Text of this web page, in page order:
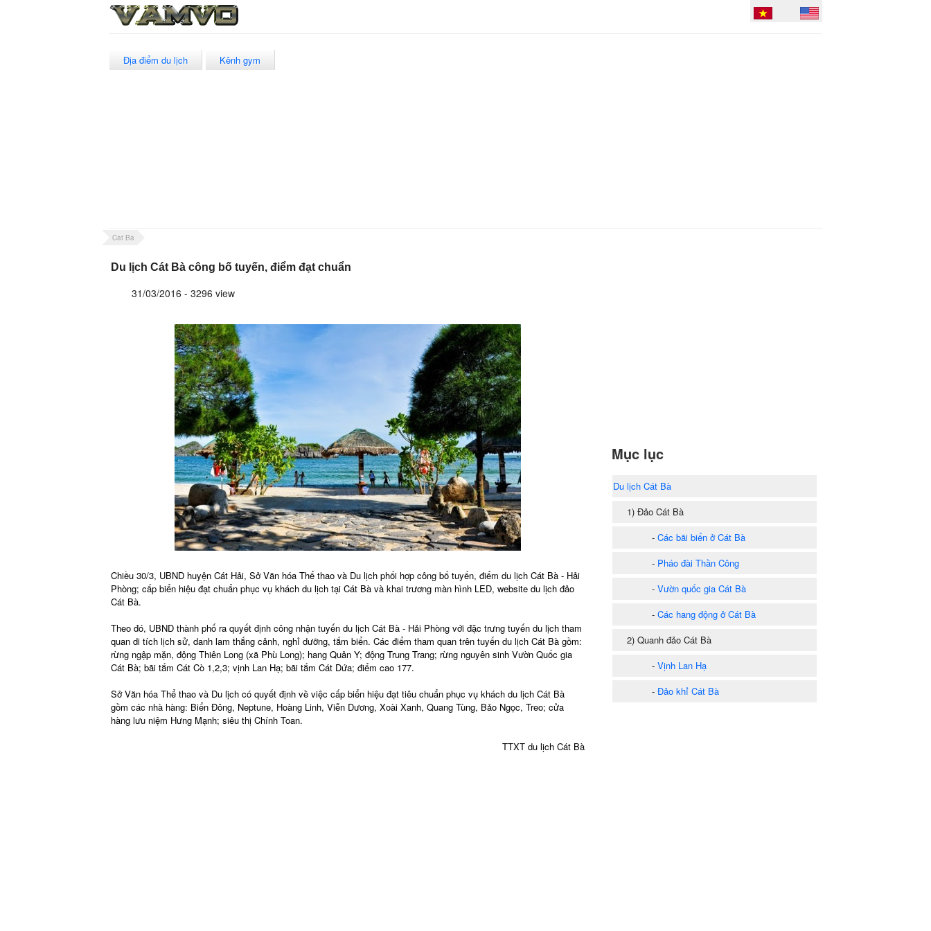
Địa điểm du lịch Kênh gym
Cat Ba
Du lịch Cát Bà công bố tuyến, điểm đạt chuẩn
31/03/2016 - 3296 view
Chiều 30/3, UBND huyện Cát Hải, Sở Văn hóa Thể thao và Du lịch phối hợp công bố tuyến, điểm du lịch Cát Bà - Hải
Phòng; cấp biển hiệu đạt chuẩn phục vụ khách du lịch tại Cát Bà và khai trương màn hình LED, website du lịch đảo
Cát Bà.
Theo đó, UBND thành phố ra quyết định công nhận tuyến du lịch Cát Bà - Hải Phòng với đặc trưng tuyến du lịch tham
quan di tích lịch sử, danh lam thắng cảnh, nghỉ dưỡng, tắm biển. Các điểm tham quan trên tuyến du lịch Cát Bà gồm:
rừng ngập mặn, động Thiên Long (xã Phù Long); hang Quân Y; động Trung Trang; rừng nguyên sinh Vườn Quốc gia
Cát Bà; bãi tắm Cát Cò 1,2,3; vịnh Lan Hạ; bãi tắm Cát Dứa; điểm cao 177.
Sở Văn hóa Thể thao và Du lịch có quyết định về việc cấp biển hiệu đạt tiêu chuẩn phục vụ khách du lịch Cát Bà
gồm các nhà hàng: Biển Đông, Neptune, Hoàng Linh, Viễn Dương, Xoài Xanh, Quang Tùng, Bảo Ngọc, Treo; cửa
hàng lưu niệm Hưng Mạnh; siêu thị Chính Toan.
TTXT du lịch Cát Bà
Mục lục
Du lịch Cát Bà
1) Đảo Cát Bà
- Các bãi biển ở Cát Bà
- Pháo đài Thần Công
- Vườn quốc gia Cát Bà
- Các hang động ở Cát Bà
2) Quanh đảo Cát Bà
- Vịnh Lan Hạ
- Đảo khỉ Cát Bà